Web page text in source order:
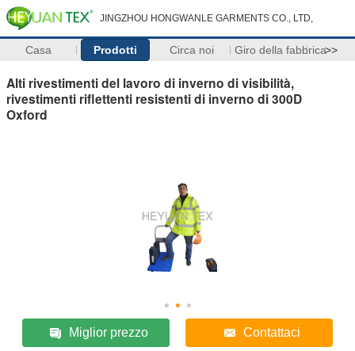
JINGZHOU HONGWANLE GARMENTS CO., LTD,
Casa Prodotti Circa noi Giro della fabbrica>>
Alti rivestimenti del lavoro di inverno di visibilità,
rivestimenti riflettenti resistenti di inverno di 300D
Oxford
Miglior prezzo Contattaci